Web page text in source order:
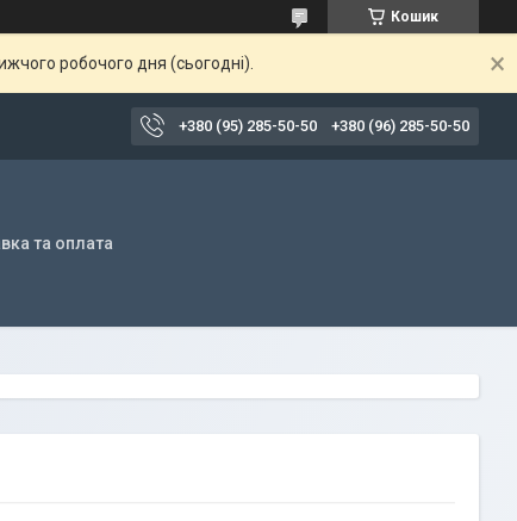
Кошик
робочого дня (сьогодні).
+380 (95) 285-50-50 +380 (96) 285-50-50
та оплата